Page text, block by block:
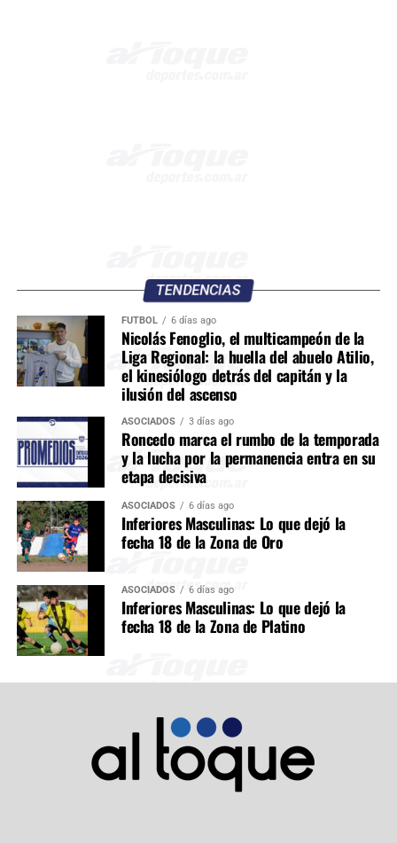
TENDENCIAS
FÚTBOL 6 días ago
Nicolás Fenoglio, el multicampeón de la
Liga Regional: la huella del abuelo Atilio,
el kinesiólogo detrás del capitán y la
ilusión del ascenso
ASOCIADOS 3 días ago
Roncedo marca el rumbo de la temporada
y la lucha por la permanencia entra en su
etapa decisiva
ASOCIADOS 6 días ago
Inferiores Masculinas: Lo que dejó la
fecha 18 de la Zona de Oro
ASOCIADOS 6 días ago
Inferiores Masculinas: Lo que dejó la
fecha 18 de la Zona de Platino